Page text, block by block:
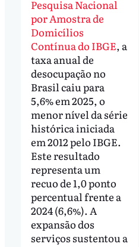
Pesquisa Nacional
por Amostra de
Domicílios
Contínua do IBGE, a
taxa anual de
desocupação no
Brasil caiu para
5,6% em 2025, o
menor nível da série
histórica iniciada
em 2012 pelo IBGE.
Este resultado
representa um
recuo de 1,0 ponto
percentual frente a
2024 (6,6%). A
expansão dos
serviços sustentou a